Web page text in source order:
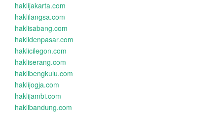
haklijakarta.com
haklilangsa.com
haklisabang.com
haklidenpasar.com
haklicilegon.com
hakliserang.com
haklibengkulu.com
haklijogja.com
haklijambi.com
haklibandung.com